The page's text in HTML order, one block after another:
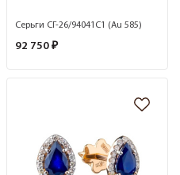
Серьги СГ-26/94041С1 (Au 585)
92 750 ₽